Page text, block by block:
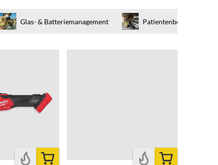
Glas- & Batteriemanagement Patientenbetreuung & -